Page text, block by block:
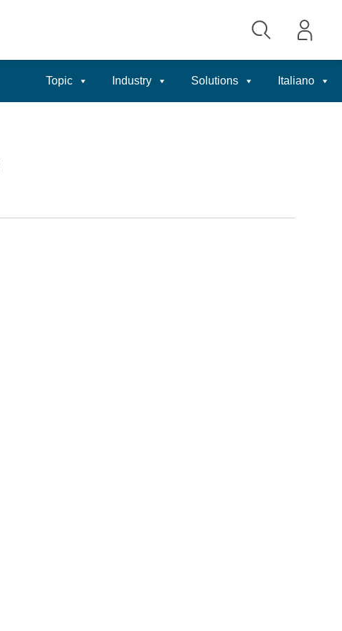
Topic Industry Solutions Italiano